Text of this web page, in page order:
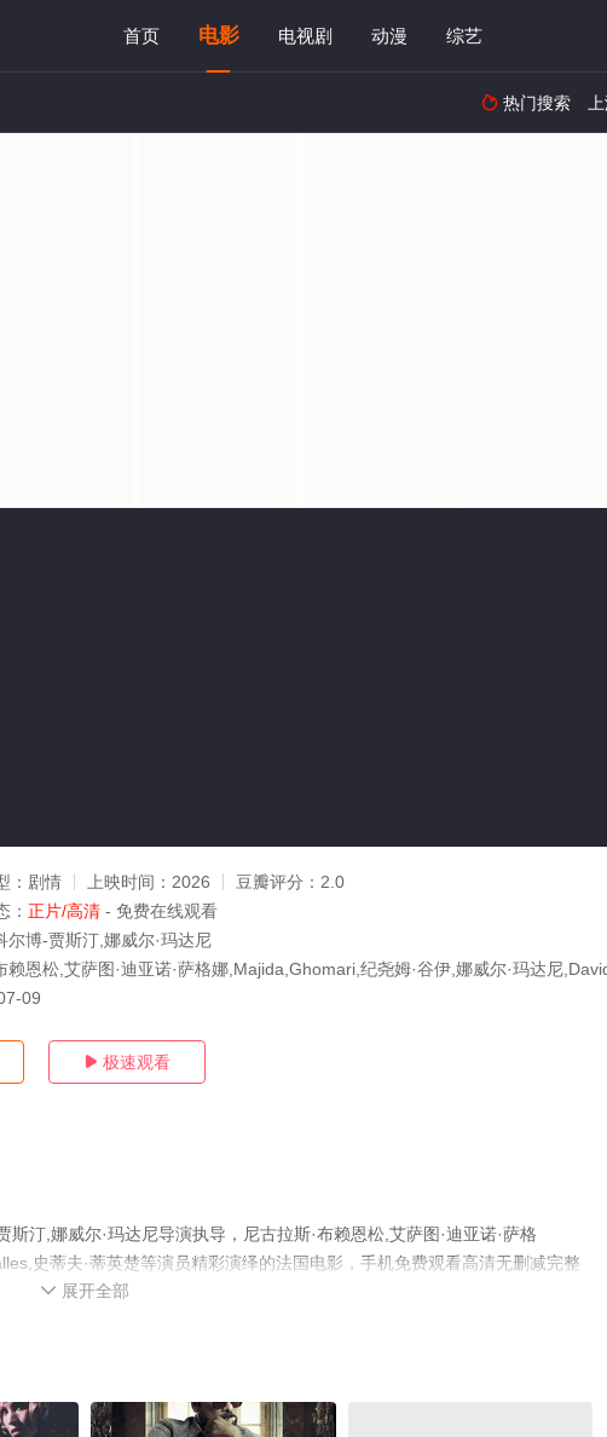
首页 电影 电视剧 动漫 综艺
 热门搜索
： 剧情 上映时间： 2026 豆瓣评分： 2.0
： 正片/高清 - 免费在线观看
尔博-贾斯汀,娜威尔·玛达尼
赖恩松,艾萨图·迪亚诺·萨格娜,Majida,Ghomari,纪尧姆·谷伊,娜威尔·玛达尼
09
 极速观看
汀,娜威尔·玛达尼导演执导，尼古拉斯·布赖恩松,艾萨图·迪亚诺·萨格
史蒂夫·蒂英楚等演员精彩演绎的法国电影，手机免费观看高清无删减完整
影、电视猫或剧情网等平台了解。
 展开全部